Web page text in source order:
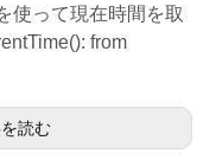
使って現在時間を取
from
読む